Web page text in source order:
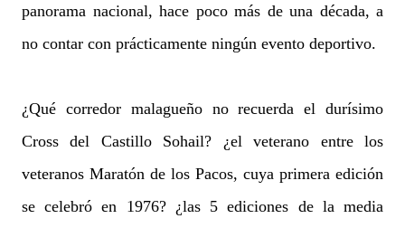
panorama nacional, hace poco más de una década, a
no contar con prácticamente ningún evento deportivo.
¿Qué corredor malagueño no recuerda el durísimo
Cross del Castillo Sohail? ¿el veterano entre los
veteranos Maratón de los Pacos, cuya primera edición
se celebró en 1976? ¿las 5 ediciones de la media